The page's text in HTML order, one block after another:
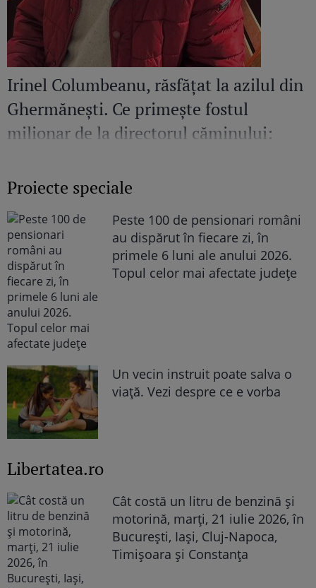
Irinel Columbeanu, răsfățat la azilul din
Ghermănești. Ce primește fostul
milionar de la directorul căminului:
Proiecte speciale
Peste 100 de pensionari români
au dispărut în fiecare zi, în
primele 6 luni ale anului 2026.
Topul celor mai afectate județe
Un vecin instruit poate salva o
viață. Vezi despre ce e vorba
Libertatea.ro
Cât costă un litru de benzină și
motorină, marți, 21 iulie 2026, în
București, Iași, Cluj-Napoca,
Timișoara și Constanța